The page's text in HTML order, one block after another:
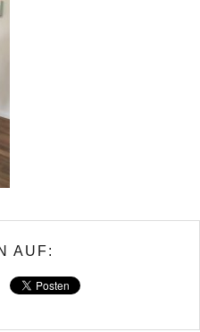
AUF: